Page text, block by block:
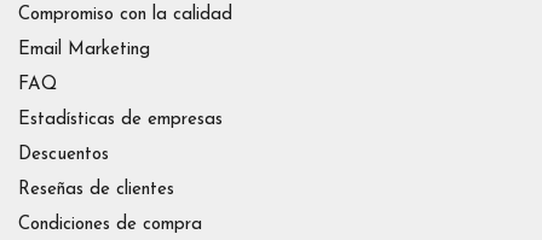
Compromiso con la calidad
Email Marketing
FAQ
Estadísticas de empresas
Descuentos
Reseñas de clientes
Condiciones de compra